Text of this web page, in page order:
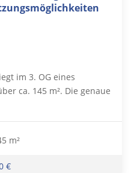
im 3. OG eines
ca. 145 m². Die genaue
m²
€